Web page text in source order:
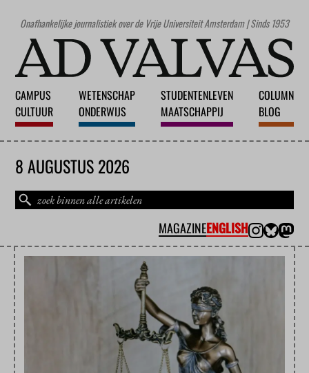
Onafhankelijke journalistiek over de Vrije Universiteit Amsterdam | Sinds 1953
CAMPUS
CULTUUR
WETENSCHAP
ONDERWIJS
STUDENTENLEVEN
MAATSCHAPPIJ
COLUMN
BLOG
8 AUGUSTUS 2026
MAGAZINEENGLISH